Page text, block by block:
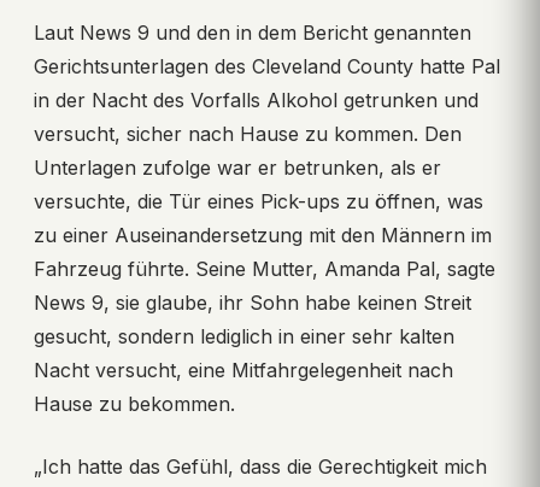
Laut News 9 und den in dem Bericht genannten
Gerichtsunterlagen des Cleveland County hatte Pal
in der Nacht des Vorfalls Alkohol getrunken und
versucht, sicher nach Hause zu kommen. Den
Unterlagen zufolge war er betrunken, als er
versuchte, die Tür eines Pick-ups zu öffnen, was
zu einer Auseinandersetzung mit den Männern im
Fahrzeug führte. Seine Mutter, Amanda Pal, sagte
News 9, sie glaube, ihr Sohn habe keinen Streit
gesucht, sondern lediglich in einer sehr kalten
Nacht versucht, eine Mitfahrgelegenheit nach
Hause zu bekommen.
„Ich hatte das Gefühl, dass die Gerechtigkeit mich